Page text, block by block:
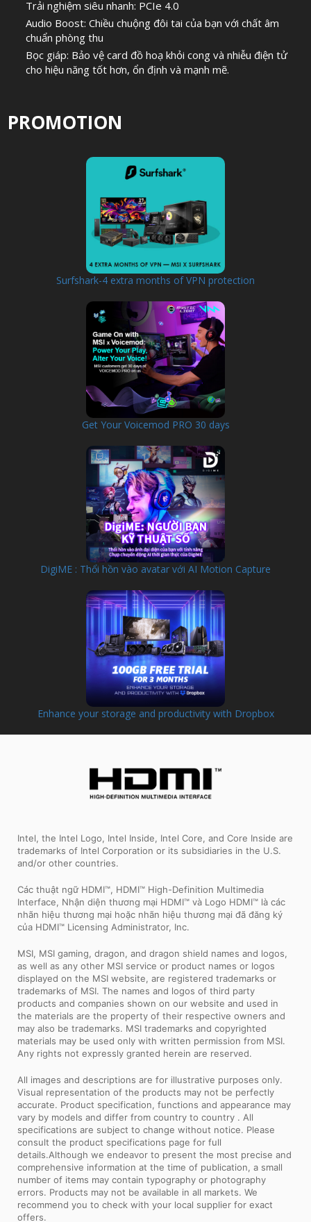
Trải nghiệm siêu nhanh: PCIe 4.0
Audio Boost: Chiều chuộng đôi tai của bạn với chất âm
chuẩn phòng thu
Bọc giáp: Bảo vệ card đồ hoạ khỏi cong và nhiễu điện tử
cho hiệu năng tốt hơn, ổn định và mạnh mẽ.
PROMOTION
Surfshark-4 extra months of VPN protection
Get Your Voicemod PRO 30 days
DigiME : Thổi hồn vào avatar với AI Motion Capture
Enhance your storage and productivity with Dropbox
Intel, the Intel Logo, Intel Inside, Intel Core, and Core Inside are
trademarks of Intel Corporation or its subsidiaries in the U.S.
and/or other countries.
Các thuật ngữ HDMI™, HDMI™ High-Definition Multimedia
Interface, Nhận diện thương mại HDMI™ và Logo HDMI™ là các
nhãn hiệu thương mại hoặc nhãn hiệu thương mại đã đăng ký
của HDMI™ Licensing Administrator, Inc.
MSI, MSI gaming, dragon, and dragon shield names and logos,
as well as any other MSI service or product names or logos
displayed on the MSI website, are registered trademarks or
trademarks of MSI. The names and logos of third party
products and companies shown on our website and used in
the materials are the property of their respective owners and
may also be trademarks. MSI trademarks and copyrighted
materials may be used only with written permission from MSI.
Any rights not expressly granted herein are reserved.
All images and descriptions are for illustrative purposes only.
Visual representation of the products may not be perfectly
accurate. Product specification, functions and appearance may
vary by models and differ from country to country . All
specifications are subject to change without notice. Please
consult the product specifications page for full
details.Although we endeavor to present the most precise and
comprehensive information at the time of publication, a small
number of items may contain typography or photography
errors. Products may not be available in all markets. We
recommend you to check with your local supplier for exact
offers.